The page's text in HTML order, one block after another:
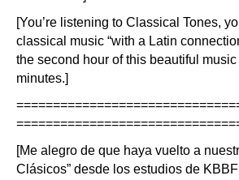
[You’re listening to Classical Tones,
classical music “with a Latin
the second hour of this beautiful
minutes.]
[Me alegro de que haya vuelto a
Clásicos” desde los estudios de